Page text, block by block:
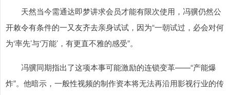
天然当今需通达即梦讲求会员才能有限次使用，冯骥仍然公
开敕令有条件的一又友齐去亲身试试，因为“一朝试过，必会对何
为‘率先’与‘万能’，有更直不雅的感受”。
冯骥同期指出了这项本事可能激励的连锁变革——“产能爆
炸”。他暗示，一般性视频的制作资本将无法再沿用影视行业的传